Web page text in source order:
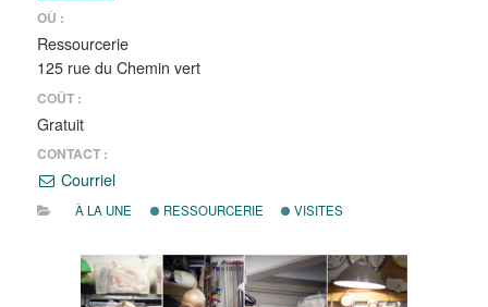
OÙ :
Ressourcerie
125 rue du Chemin vert
COÛT :
Gratuit
CONTACT :
Courriel
À LA UNE RESSOURCERIE VISITES